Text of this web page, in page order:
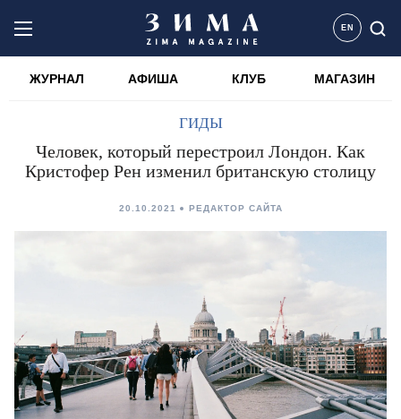
EN
ЖУРНАЛ АФИША КЛУБ МАГАЗИН
ГИДЫ
Человек, который перестроил Лондон. Как
Кристофер Рен изменил британскую столицу
20.10.2021 РЕДАКТОР САЙТА